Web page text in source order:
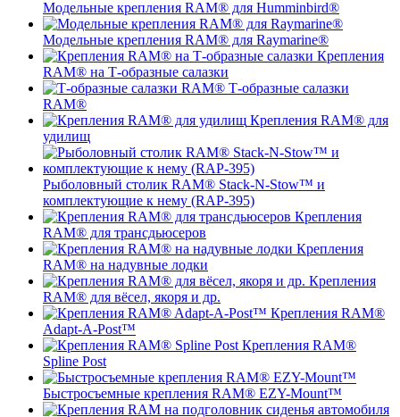
Модельные крепления RAM® для Humminbird®
Модельные крепления RAM® для Raymarine®
Крепления
RAM® на Т-образные салазки
Т-образные салазки
RAM®
Крепления RAM® для
удилищ
Рыболовный столик RAM® Stack-N-Stow™ и
комплектующие к нему (RAP-395)
Крепления
RAM® для трансдьюсеров
Крепления
RAM® на надувные лодки
Крепления
RAM® для вёсел, якоря и др.
Крепления RAM®
Adapt-A-Post™
Крепления RAM®
Spline Post
Быстросъемные крепления RAM® EZY-Mount™